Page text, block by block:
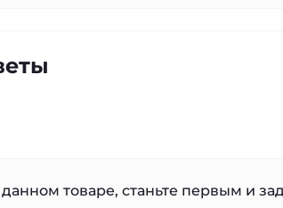
товаре, станьте первым и